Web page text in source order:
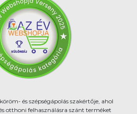
és szépségápolás szakértője, ahol
otthoni felhasználásra szánt terméket